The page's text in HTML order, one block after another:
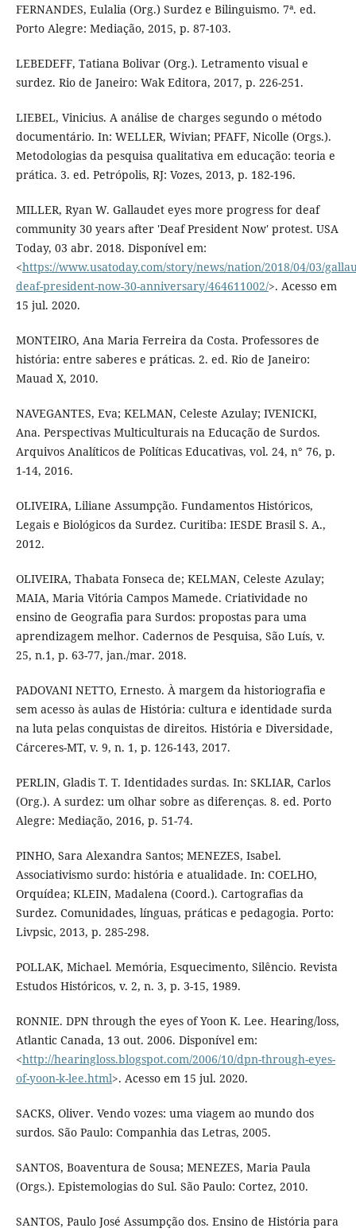
FERNANDES, Eulalia (Org.) Surdez e Bilinguismo. 7ª. ed.
Porto Alegre: Mediação, 2015, p. 87-103.
LEBEDEFF, Tatiana Bolivar (Org.). Letramento visual e
surdez. Rio de Janeiro: Wak Editora, 2017, p. 226-251.
LIEBEL, Vinicius. A análise de charges segundo o método
documentário. In: WELLER, Wivian; PFAFF, Nicolle (Orgs.).
Metodologias da pesquisa qualitativa em educação: teoria e
prática. 3. ed. Petrópolis, RJ: Vozes, 2013, p. 182-196.
MILLER, Ryan W. Gallaudet eyes more progress for deaf
community 30 years after 'Deaf President Now' protest. USA
Today, 03 abr. 2018. Disponível em:
<https://www.usatoday.com/story/news/nation/2018/04/03/
deaf-president-now-30-anniversary/464611002/>. Acesso em
15 jul. 2020.
MONTEIRO, Ana Maria Ferreira da Costa. Professores de
história: entre saberes e práticas. 2. ed. Rio de Janeiro:
Mauad X, 2010.
NAVEGANTES, Eva; KELMAN, Celeste Azulay; IVENICKI,
Ana. Perspectivas Multiculturais na Educação de Surdos.
Arquivos Analíticos de Políticas Educativas, vol. 24, n° 76, p.
1-14, 2016.
OLIVEIRA, Liliane Assumpção. Fundamentos Históricos,
Legais e Biológicos da Surdez. Curitiba: IESDE Brasil S. A.,
2012.
OLIVEIRA, Thabata Fonseca de; KELMAN, Celeste Azulay;
MAIA, Maria Vitória Campos Mamede. Criatividade no
ensino de Geografia para Surdos: propostas para uma
aprendizagem melhor. Cadernos de Pesquisa, São Luís, v.
25, n.1, p. 63-77, jan./mar. 2018.
PADOVANI NETTO, Ernesto. À margem da historiografia e
sem acesso às aulas de História: cultura e identidade surda
na luta pelas conquistas de direitos. História e Diversidade,
Cárceres-MT, v. 9, n. 1, p. 126-143, 2017.
PERLIN, Gladis T. T. Identidades surdas. In: SKLIAR, Carlos
(Org.). A surdez: um olhar sobre as diferenças. 8. ed. Porto
Alegre: Mediação, 2016, p. 51-74.
PINHO, Sara Alexandra Santos; MENEZES, Isabel.
Associativismo surdo: história e atualidade. In: COELHO,
Orquídea; KLEIN, Madalena (Coord.). Cartografias da
Surdez. Comunidades, línguas, práticas e pedagogia. Porto:
Livpsic, 2013, p. 285-298.
POLLAK, Michael. Memória, Esquecimento, Silêncio. Revista
Estudos Históricos, v. 2, n. 3, p. 3-15, 1989.
RONNIE. DPN through the eyes of Yoon K. Lee. Hearing/loss,
Atlantic Canada, 13 out. 2006. Disponível em:
<http://hearingloss.blogspot.com/2006/10/dpn-through-eyes-
of-yoon-k-lee.html>. Acesso em 15 jul. 2020.
SACKS, Oliver. Vendo vozes: uma viagem ao mundo dos
surdos. São Paulo: Companhia das Letras, 2005.
SANTOS, Boaventura de Sousa; MENEZES, Maria Paula
(Orgs.). Epistemologias do Sul. São Paulo: Cortez, 2010.
SANTOS, Paulo José Assumpção dos. Ensino de História para